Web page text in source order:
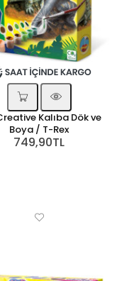
Kalıba Dök ve
Boya / T-Rex
749,90TL